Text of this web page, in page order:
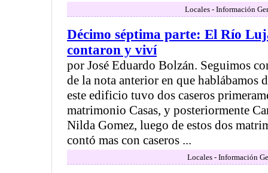
Locales - Información
Décimo séptima parte: El Río
contaron y viví
por José Eduardo Bolzán. Seguimos
de la nota anterior en que hablábamos
este edificio tuvo dos caseros
matrimonio Casas, y posteriormente
Nilda Gomez, luego de estos dos
contó mas con caseros ...
Locales - Información